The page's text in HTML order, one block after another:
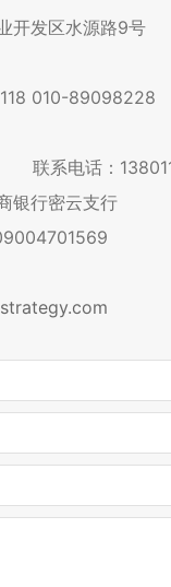
开发区水源路9号
010-89098228
联系电话：
银行密云支行